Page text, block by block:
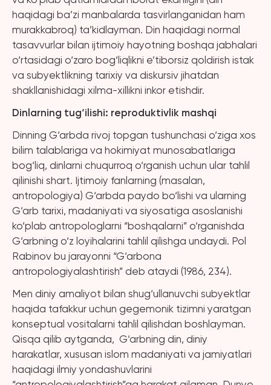
haqidagi ba’zi manbalarda tasvirlanganidan ham
murakkabroq) ta’kidlayman. Din haqidagi normal
tasavvurlar bilan ijtimoiy hayotning boshqa jabhalari
o‘rtasidagi o‘zaro bog‘liqlikni e’tiborsiz qoldirish istak
va subyektlikning tarixiy va diskursiv jihatdan
shakllanishidagi xilma-xillikni inkor etishdir.
Dinlarning tug‘ilishi: reproduktivlik mashqi
Dinning G‘arbda rivoj topgan tushunchasi o‘ziga xos
bilim talablariga va hokimiyat munosabatlariga
bog‘liq, dinlarni chuqurroq o‘rganish uchun ular tahlil
qilinishi shart. Ijtimoiy fanlarning (masalan,
antropologiya) G‘arbda paydo bo‘lishi va ularning
G‘arb tarixi, madaniyati va siyosatiga asoslanishi
ko‘plab antropologlarni “boshqalarni” o‘rganishda
G‘arbning o‘z loyihalarini tahlil qilishga undaydi. Pol
Rabinov bu jarayonni “G‘arbona
antropologiyalashtirish” deb ataydi (1986, 234).
Men diniy amaliyot bilan shug‘ullanuvchi subyektlar
haqida tafakkur uchun gegemonik tizimni yaratgan
konseptual vositalarni tahlil qilishdan boshlayman.
Qisqa qilib aytganda, G‘arbning din, diniy
harakatlar, xususan islom madaniyati va jamiyatlari
haqidagi ilmiy yondashuvlarini